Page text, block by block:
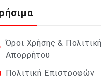
Όροι Χρήσης & Πολιτική
Απορρήτου
Πολιτική Επιστροφών